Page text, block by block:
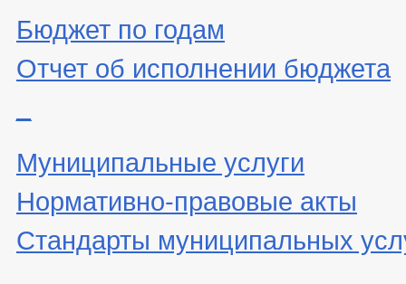
Бюджет по годам
Отчет об исполнении бюджета
Муниципальные услуги
Нормативно-правовые акты
Стандарты муниципальных